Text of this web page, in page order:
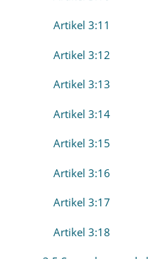
Artikel 3:11
Artikel 3:12
Artikel 3:13
Artikel 3:14
Artikel 3:15
Artikel 3:16
Artikel 3:17
Artikel 3:18